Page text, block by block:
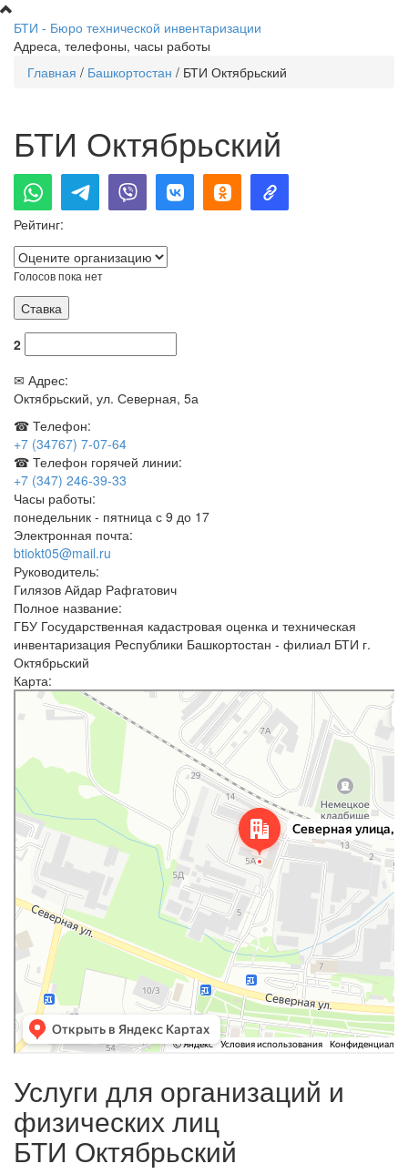
Перейти к основному содержанию
БТИ - Бюро технической инвентаризации
Адреса, телефоны, часы работы
Вы здесь
Главная / Башкортостан / БТИ Октябрьский
БТИ Октябрьский
Рейтинг:
Голосов пока нет
2
✉ Адрес:
Октябрьский, ул. Северная, 5а
☎ Телефон:
+7 (34767) 7-07-64
☎ Телефон горячей линии:
+7 (347) 246-39-33
Часы работы:
понедельник - пятница с 9 до 17
Электронная почта:
btiokt05@mail.ru
Руководитель:
Гилязов Айдар Рафгатович
Полное название:
ГБУ Государственная кадастровая оценка и техническая
инвентаризация Республики Башкортостан - филиал БТИ г.
Октябрьский
Карта:
Северная улица, 5А — Яндекс Карты
Услуги для организаций и
физических лиц
БТИ Октябрьский